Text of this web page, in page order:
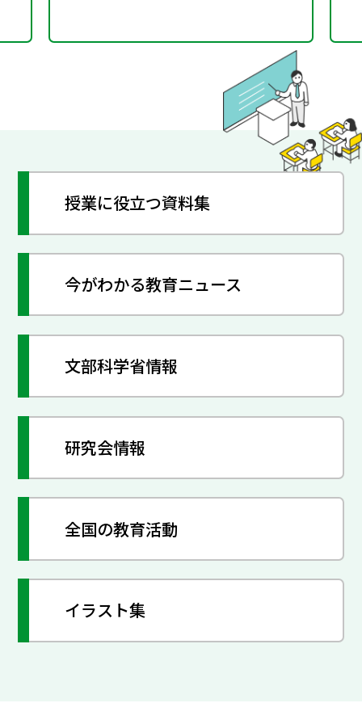
授業に役立つ資料集
今がわかる教育ニュース
文部科学省情報
研究会情報
全国の教育活動
イラスト集